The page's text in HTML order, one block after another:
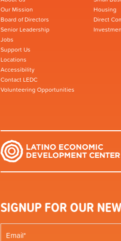
Our Mission
Board of Directors
Senior Leadership
Jobs
Support Us
Locations
Accessibility
Contact LEDC
Volunteering Opportunities
Housing
Direct
SIGNUP FOR OUR